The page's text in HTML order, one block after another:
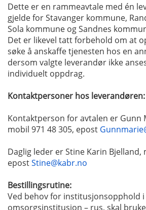
Dette er en rammeavtale med én
gjelde for Stavanger kommune,
Sola kommune og Sandnes
Det er likevel tatt forbehold om at
søke å anskaffe tjenesten hos en
dersom valgte leverandør ikke
individuelt oppdrag.
Kontaktpersoner hos leverandøren:
Kontaktperson for avtalen er Gunn
mobil 971 48 305, epost
Daglig leder er Stine Karin Bjelland,
epostStine@kabr.no
Bestillingsrutine:
Ved behov for institusjonsopphold i
omsorgsinstitusjon – rus, skal